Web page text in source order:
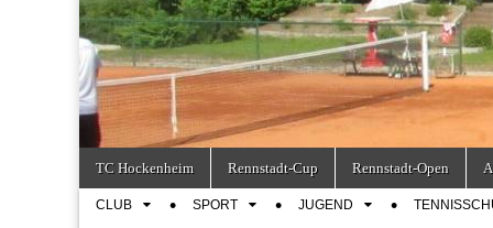
Main
menu
content
TC Hockenheim Rennstadt-Cup Rennstadt-Open
SubCLUB SPORT JUGEND